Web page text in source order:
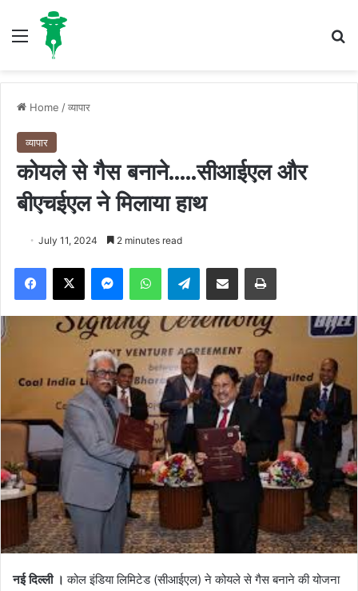
Menu
Home /व्यापार
व्यापार
कोयले से गैस बनाने…..सीआईएल और
बीएचईएल ने मिलाया हाथ
July 11, 2024 2 minutes read
Telegram
नई दिल्ली । कोल इंडिया लिमिटेड (सीआईएल) ने कोयले से गैस बनाने की योजना